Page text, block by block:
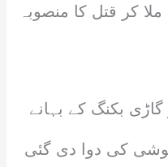
کر قتل کا منصوبہ
بکنگ کے بہانے
ہوشی کی دوا دی گئی